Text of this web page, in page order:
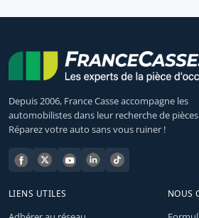
Depuis 2006, France Casse accompagne les
automobilistes dans leur recherche de
Réparez votre auto sans vous ruiner !
LIENS UTILES NOUS